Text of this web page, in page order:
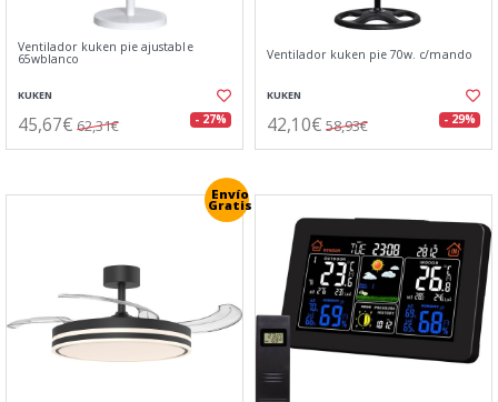
Ventilador kuken pie ajustable
65wblanco
KUKEN
45,67€ 62,31€ - 27%
Ventilador kuken pie 70w. c/mando
KUKEN
42,10€ 58,93€ - 29%
Envío
Gratis